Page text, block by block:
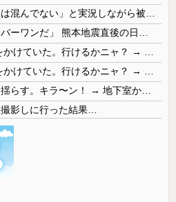
影しに行った結果…